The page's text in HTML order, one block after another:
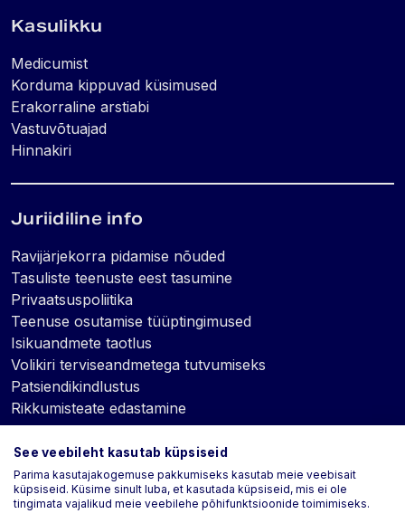
Kasulikku
Medicumist
Korduma kippuvad küsimused
Erakorraline arstiabi
Vastuvõtuajad
Hinnakiri
Juriidiline info
Ravijärjekorra pidamise nõuded
Tasuliste teenuste eest tasumine
Privaatsuspoliitika
Teenuse osutamise tüüptingimused
Isikuandmete taotlus
Volikiri terviseandmetega tutvumiseks
Patsiendikindlustus
Rikkumisteate edastamine
Küpsised
See veebileht kasutab küpsiseid
Parima kasutajakogemuse pakkumiseks kasutab meie veebisait
küpsiseid. Küsime sinult luba, et kasutada küpsiseid, mis ei ole
tingimata vajalikud meie veebilehe põhifunktsioonide toimimiseks.